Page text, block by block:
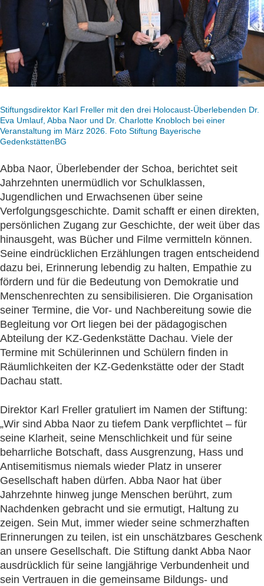
Stiftungsdirektor Karl Freller mit den drei Holocaust-Überlebenden Dr.
Eva Umlauf, Abba Naor und Dr. Charlotte Knobloch bei einer
Veranstaltung im März 2026. Foto Stiftung Bayerische
GedenkstättenBG
Abba Naor, Überlebender der Schoa, berichtet seit
Jahrzehnten unermüdlich vor Schulklassen,
Jugendlichen und Erwachsenen über seine
Verfolgungsgeschichte. Damit schafft er einen direkten,
persönlichen Zugang zur Geschichte, der weit über das
hinausgeht, was Bücher und Filme vermitteln können.
Seine eindrücklichen Erzählungen tragen entscheidend
dazu bei, Erinnerung lebendig zu halten, Empathie zu
fördern und für die Bedeutung von Demokratie und
Menschenrechten zu sensibilisieren. Die Organisation
seiner Termine, die Vor- und Nachbereitung sowie die
Begleitung vor Ort liegen bei der pädagogischen
Abteilung der KZ-Gedenkstätte Dachau. Viele der
Termine mit Schülerinnen und Schülern finden in
Räumlichkeiten der KZ-Gedenkstätte oder der Stadt
Dachau statt.
Direktor Karl Freller gratuliert im Namen der Stiftung:
„Wir sind Abba Naor zu tiefem Dank verpflichtet – für
seine Klarheit, seine Menschlichkeit und für seine
beharrliche Botschaft, dass Ausgrenzung, Hass und
Antisemitismus niemals wieder Platz in unserer
Gesellschaft haben dürfen. Abba Naor hat über
Jahrzehnte hinweg junge Menschen berührt, zum
Nachdenken gebracht und sie ermutigt, Haltung zu
zeigen. Sein Mut, immer wieder seine schmerzhaften
Erinnerungen zu teilen, ist ein unschätzbares Geschenk
an unsere Gesellschaft. Die Stiftung dankt Abba Naor
ausdrücklich für seine langjährige Verbundenheit und
sein Vertrauen in die gemeinsame Bildungs- und